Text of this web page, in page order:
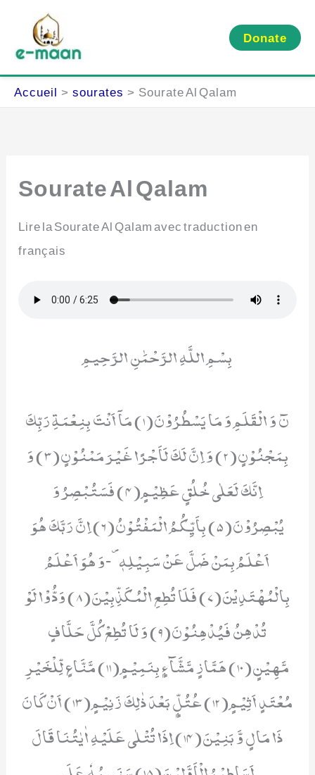
contenu
Donate
Accueil sourates Sourate Al Qalam
Sourate Al Qalam
Lire la Sourate Al Qalam avec traduction en
français
بِسْمِ اللَّهِ الرَّحْمَٰنِ الرَّحِيمِ
نٓ وَ الْقَلَمِ وَ مَا یَسْطُرُوْنَ(1) مَاۤ اَنْتَ بِنِعْمَةِ رَبِّكَ
بِمَجْنُوْنٍ(2) وَ اِنَّ لَكَ لَاَجْرًا غَیْرَ مَمْنُوْنٍ(3) وَ
اِنَّكَ لَعَلٰى خُلُقٍ عَظِیْمٍ(4) فَسَتُبْصِرُ وَ
یُبْصِرُوْنَ(5) بِاَیِّكُمُ الْمَفْتُوْنُ(6) اِنَّ رَبَّكَ هُوَ
اَعْلَمُ بِمَنْ ضَلَّ عَنْ سَبِیْلِهٖ۪-وَ هُوَ اَعْلَمُ
بِالْمُهْتَدِیْنَ(7) فَلَا تُطِعِ الْمُكَذِّبِیْنَ(8) وَدُّوْا لَوْ
تُدْهِنُ فَیُدْهِنُوْنَ(9) وَ لَا تُطِعْ كُلَّ حَلَّافٍ
مَّهِیْنٍ(10) هَمَّازٍ مَّشَّآءٍۭ بِنَمِیْمٍ(11) مَّنَّاعٍ لِّلْخَیْرِ
مُعْتَدٍ اَثِیْمٍ(12) عُتُلٍّۭ بَعْدَ ذٰلِكَ زَنِیْمٍ(13) اَنْ كَانَ
ذَا مَالٍ وَّ بَنِیْنَ(14) اِذَا تُتْلٰى عَلَیْهِ اٰیٰتُنَا قَالَ